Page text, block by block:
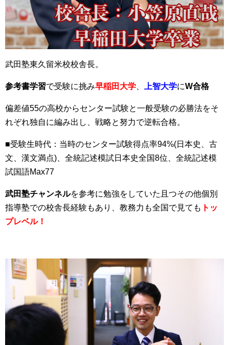
武田塾東久留米校校舎長。
参考書学習で受験に挑み早稲田大学 上智大学にW合格
偏差値55の高校からセンター試験と一般受験の必勝法をそ
れぞれ独自に編み出し、戦略と努力で逆転合格。
■受験生時代：当時のセンター試験得点率94%(日本史、古
文、漢文満点)、全統記述模試日本史全国8位、全統記述模
試国語Max77
武田塾チャンネルを参考に勉強をしていた且つその他個別
指導塾での校舎長経験もあり、教務力も全国で見ても トッ
プレベル！